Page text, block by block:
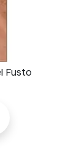
Fusto